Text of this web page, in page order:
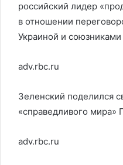
российский лидер
в отношении
Украиной и
adv.rbc.ru
Зеленский поделился
«справедливого мира»
adv.rbc.ru